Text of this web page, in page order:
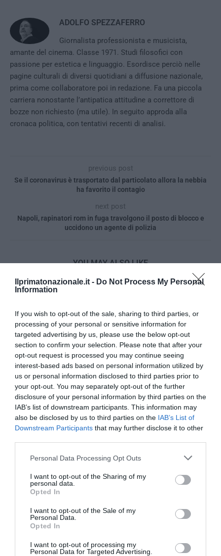
Ilprimatonazionale.it - Do Not Process My Personal
Information
If you wish to opt-out of the sale, sharing to third parties, or
processing of your personal or sensitive information for
targeted advertising by us, please use the below opt-out
section to confirm your selection. Please note that after your
opt-out request is processed you may continue seeing
interest-based ads based on personal information utilized by
us or personal information disclosed to third parties prior to
your opt-out. You may separately opt-out of the further
disclosure of your personal information by third parties on the
IAB’s list of downstream participants. This information may
also be disclosed by us to third parties on the IAB’s List of
Downstream Participants that may further disclose it to other
Please note that this website/app uses one or more Google
not limited to your visit or usage behaviour. You may click to
grant or deny consent to Google and its third-party tags to
use your data for below specified purposes in below Google
consent section.
Personal Data Processing Opt Outs
I want to opt-out of the Sharing of my
personal data.
Opted In
I want to opt-out of the Sale of my
Personal Data.
Opted In
I want to opt-out of processing my
Personal Data for Targeted Advertising.
ADOLFO SPEZZAFERRO
Giornalista professionista e musicista,
amante del cinema. Classe 1971. Studi filosofici con
passione per estetica e linguaggio. Esordisce perciò nelle
pagine culturali di diversi quotidiani a diffusione nazionale,
prima come collaboratore poi in redazione. Fa una piccola
carriera nonostante l’antipatica attitudine a correttore di
bozze non richiesto (ma utile). In seguito approda alla
cronaca politica, con tentativi recenti di analisi.
previous post
Se il coronavirus è trasportato dal particolato allora la nebbia
ha favorito il contagio
next post
Napoli, rapinatori rom in fuga travolgono il posto di blocco e
uccidono un agente di polizia
YOU MAY ALSO LIKE
Remigrazione, il Copasir riconosce all’antifascismo il
veto del disordine
6 Agosto 2026